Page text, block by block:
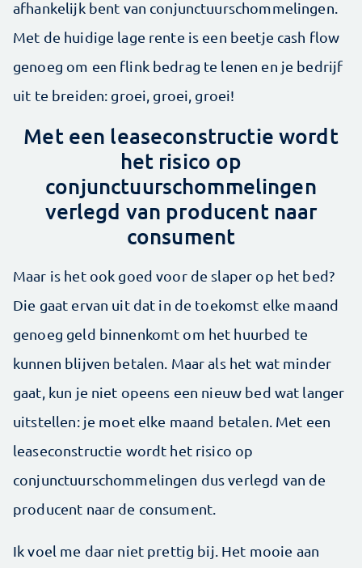
afhankelijk bent van conjunctuurschommelingen.
Met de huidige lage rente is een beetje cash flow
genoeg om een flink bedrag te lenen en je bedrijf
uit te breiden: groei, groei, groei!
Met een leaseconstructie wordt
het risico op
conjunctuurschommelingen
verlegd van producent naar
consument
Maar is het ook goed voor de slaper op het bed?
Die gaat ervan uit dat in de toekomst elke maand
genoeg geld binnenkomt om het huurbed te
kunnen blijven betalen. Maar als het wat minder
gaat, kun je niet opeens een nieuw bed wat langer
uitstellen: je moet elke maand betalen. Met een
leaseconstructie wordt het risico op
conjunctuurschommelingen dus verlegd van de
producent naar de consument.
Ik voel me daar niet prettig bij. Het mooie aan